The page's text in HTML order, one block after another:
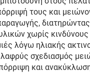
τους και
χωρίς
λόγω ηλιακής
σχεδιασμός
και